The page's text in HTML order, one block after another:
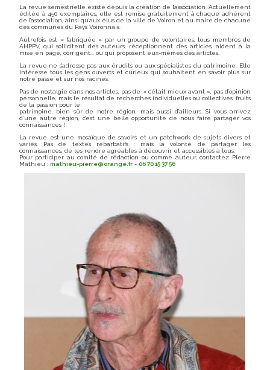
La revue semestrielle existe depuis la création de l’association. Actuellement
éditée à 450 exemplaires, elle est remise gratuitement à chaque adhérent
de l’association, ainsi qu’aux élus de la ville de Voiron et au maire de chacune
des communes du Pays Voironnais.
Autrefois est « fabriquée » par un groupe de volontaires, tous membres de
AHPPV, qui sollicitent des auteurs, réceptionnent des articles, aident à la
mise en page, corrigent... ou qui proposent eux-mêmes des articles.
La revue ne s’adresse pas aux érudits ou aux spécialistes du patrimoine. Elle
intéresse tous les gens ouverts et curieux qui souhaitent en savoir plus sur
notre passé et sur nos racines.
Pas de nostalgie dans nos articles, pas de « c’était mieux avant », pas d’opinion
personnelle, mais le résultat de recherches individuelles ou collectives, fruits
de la passion pour le
patrimoine, bien sûr de notre région, mais aussi d’ailleurs. Si vous arrivez
d’une autre région, c’est une belle opportunité de nous faire partager vos
connaissances !
La revue est une mosaïque de savoirs et un patchwork de sujets divers et
variés. Pas de textes rébarbatifs ; mais la volonté de partager les
connaissances, de les rendre agréables à découvrir et accessibles à tous.
Pour participer au comité de rédaction ou comme auteur, contactez Pierre
Mathieu : mathieu-pierre@orange.fr- 06 70 15 37 56